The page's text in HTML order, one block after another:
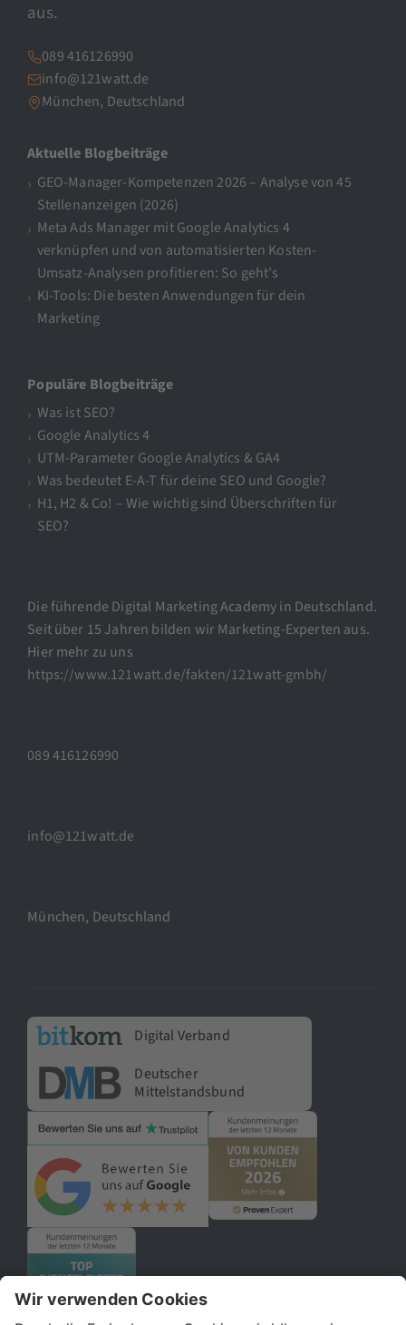
aus.
089 416126990
info@121watt.de
München, Deutschland
Aktuelle Blogbeiträge
GEO-Manager-Kompetenzen 2026 – Analyse von 45
Stellenanzeigen (2026)
Meta Ads Manager mit Google Analytics 4
verknüpfen und von automatisierten Kosten-
Umsatz-Analysen profitieren: So geht’s
KI-Tools: Die besten Anwendungen für dein
Marketing
Populäre Blogbeiträge
Was ist SEO?
Google Analytics 4
UTM-Parameter Google Analytics & GA4
Was bedeutet E-A-T für deine SEO und Google?
H1, H2 & Co! – Wie wichtig sind Überschriften für
SEO?
Die führende Digital Marketing Academy in Deutschland.
Seit über 15 Jahren bilden wir Marketing-Experten aus.
Hier mehr zu uns
https://www.121watt.de/fakten/121watt-gmbh/
089 416126990
info@121watt.de
München, Deutschland
Digital Verband
Deutscher
Mittelstandsbund